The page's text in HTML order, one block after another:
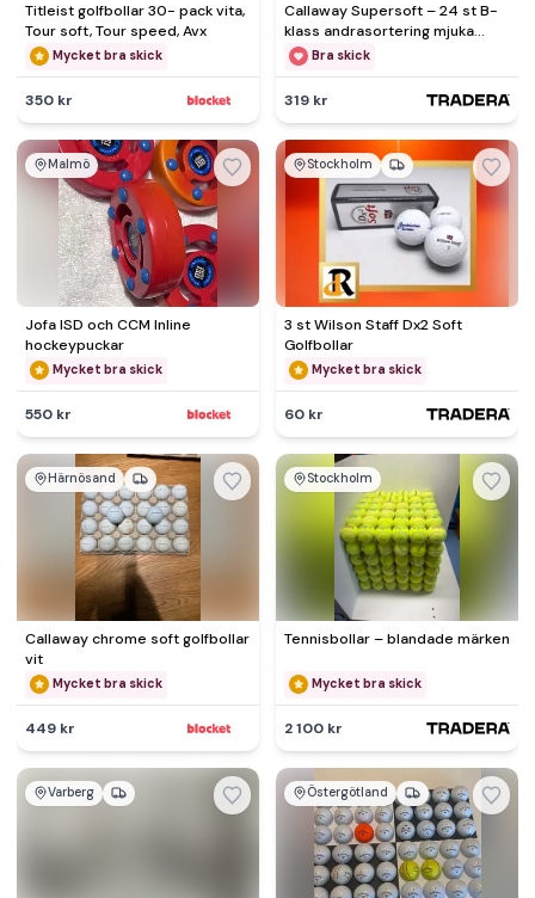
Titleist golfbollar 30- pack vita,
Tour soft, Tour speed, Avx
Mycket bra skick
350 kr
Callaway Supersoft – 24 st B-
klass andrasortering mjuka
distansbollar
Bra skick
319 kr
Malmö
Jofa ISD och CCM Inline
hockeypuckar
Mycket bra skick
550 kr
Stockholm
3 st Wilson Staff Dx2 Soft
Golfbollar
Mycket bra skick
60 kr
Härnösand
Callaway chrome soft golfbollar
vit
Mycket bra skick
449 kr
Stockholm
Tennisbollar – blandade märken
Mycket bra skick
2 100 kr
Varberg Östergötland